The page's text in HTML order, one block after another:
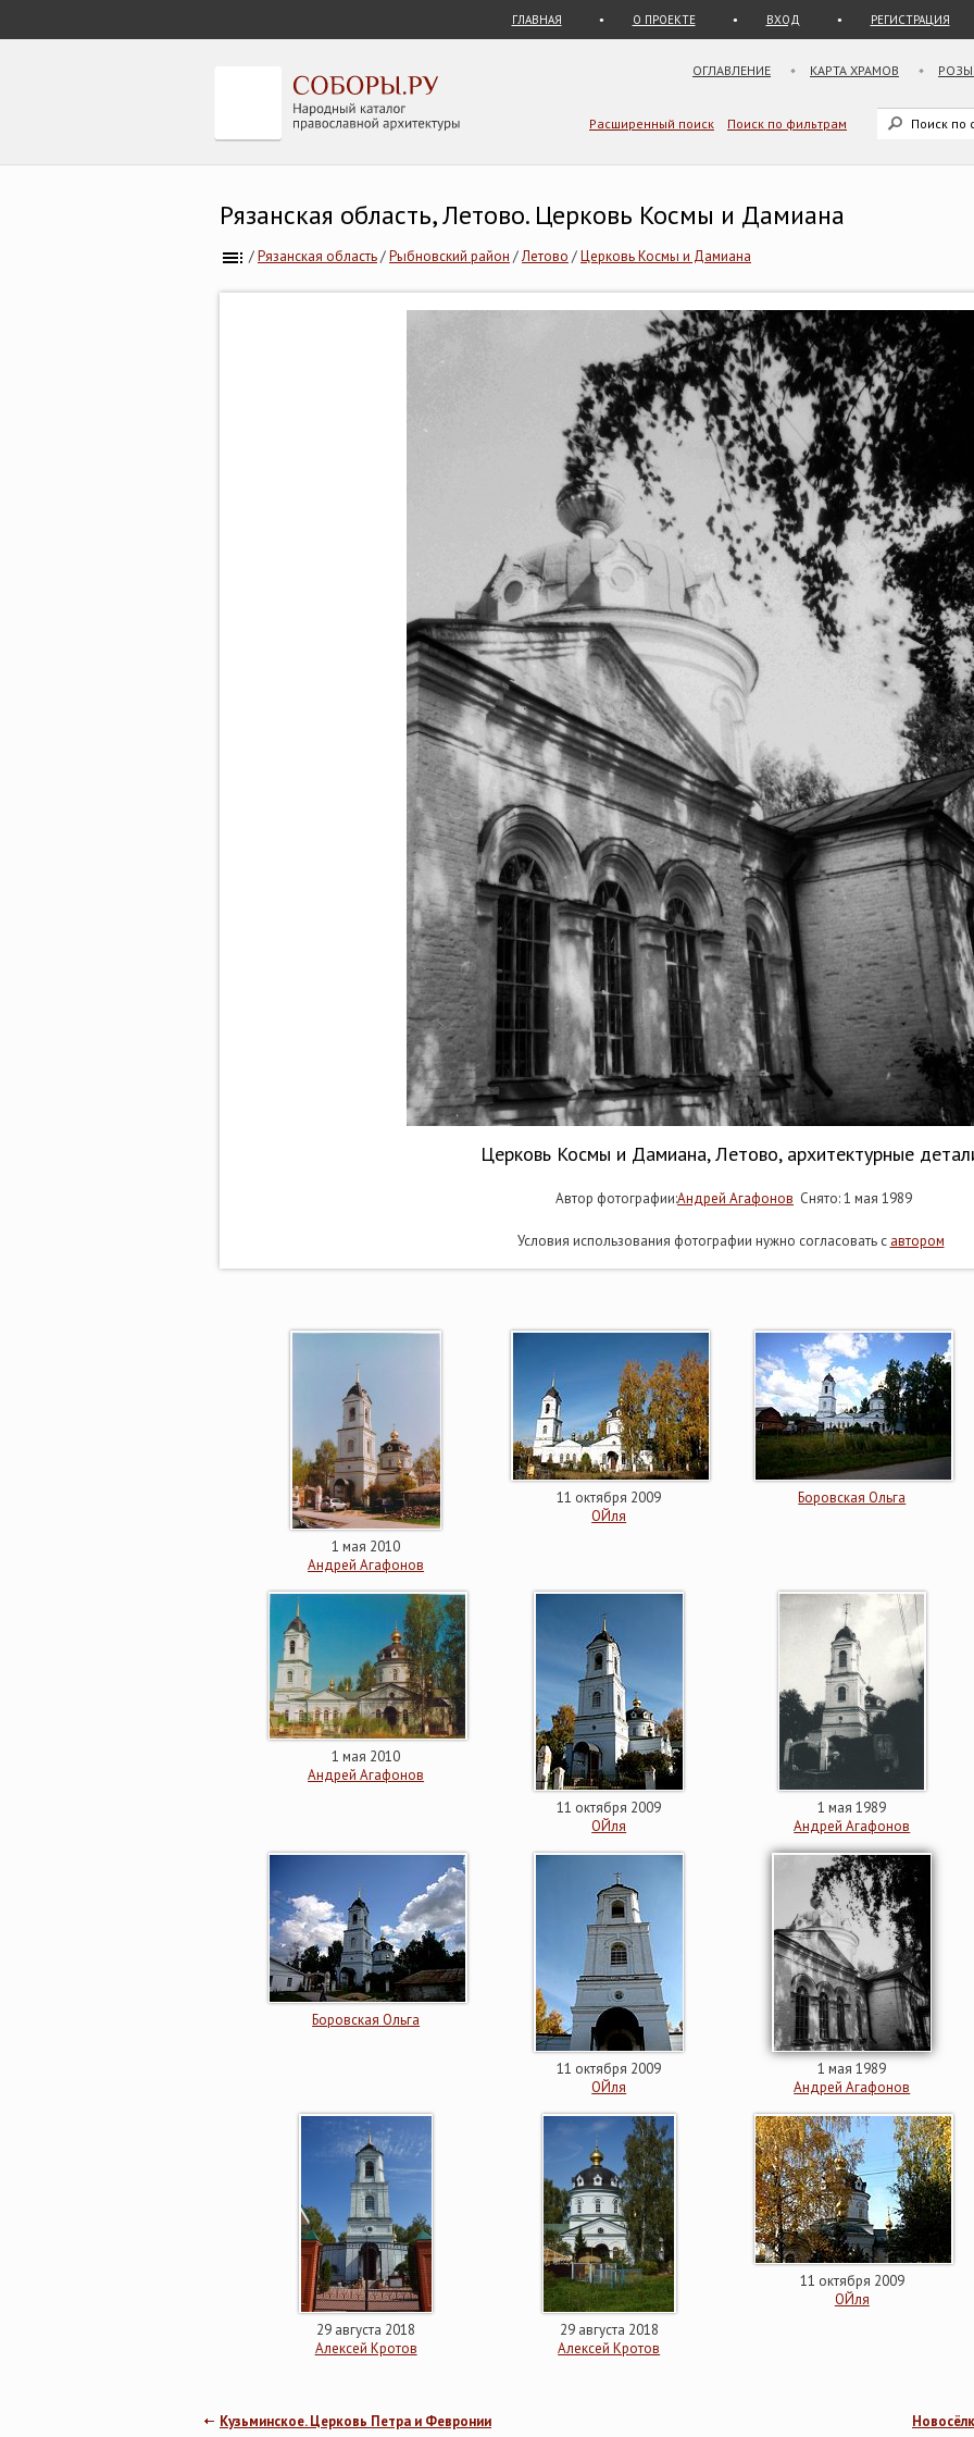
ГЛАВНАЯ О ПРОЕКТЕ ВХОД РЕГИСТРАЦИЯ
ОГЛАВЛЕНИЕ КАРТА ХРАМОВ
Расширенный поиск Поиск по фильтрам
Рязанская область, Летово. Церковь Космы и Дамиана
/Рязанская область/Рыбновский район /Летово /Церковь Космы и Дамиана
Церковь Космы и Дамиана, Летово, архитектурные
Автор фотографии:Андрей Агафонов Снято: 1 мая 1989
Условия использования фотографии нужно согласовать с автором
1 мая 2010
Андрей Агафонов
11 октября 2009
ОЙля
Боровская Ольга
1 мая 2010
Андрей Агафонов
11 октября 2009
ОЙля
1 мая 1989
Андрей Агафонов
Боровская Ольга
11 октября 2009
ОЙля
1 мая 1989
Андрей Агафонов
29 августа 2018
Алексей Кротов
29 августа 2018
Алексей Кротов
11 октября 2009
ОЙля
Кузьминское. Церковь Петра и Февронии